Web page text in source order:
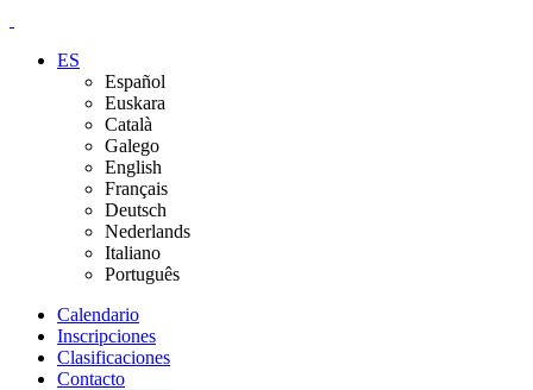
ES
Español
Euskara
Català
Galego
English
Français
Deutsch
Nederlands
Italiano
Português
Calendario
Inscripciones
Clasificaciones
Contacto